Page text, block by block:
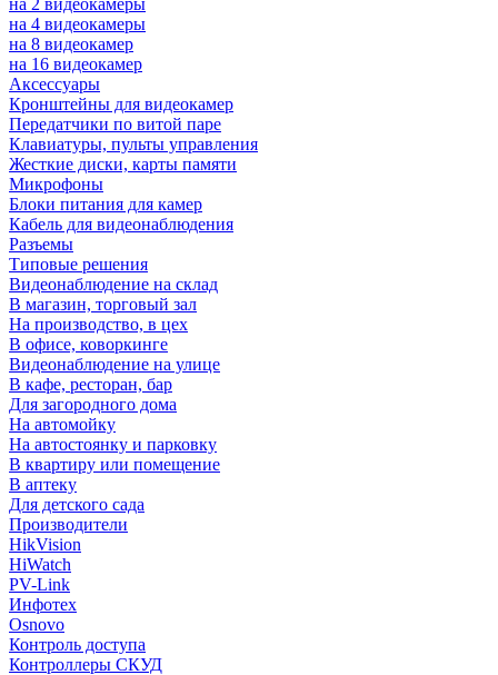
на 2 видеокамеры
на 4 видеокамеры
на 8 видеокамер
на 16 видеокамер
Аксессуары
Кронштейны для видеокамер
Передатчики по витой паре
Клавиатуры, пульты управления
Жесткие диски, карты памяти
Микрофоны
Блоки питания для камер
Кабель для видеонаблюдения
Разъемы
Типовые решения
Видеонаблюдение на склад
В магазин, торговый зал
На производство, в цех
В офисе, коворкинге
Видеонаблюдение на улице
В кафе, ресторан, бар
Для загородного дома
На автомойку
На автостоянку и парковку
В квартиру или помещение
В аптеку
Для детского сада
Производители
HikVision
HiWatch
PV-Link
Инфотех
Osnovo
Контроль доступа
Контроллеры СКУД